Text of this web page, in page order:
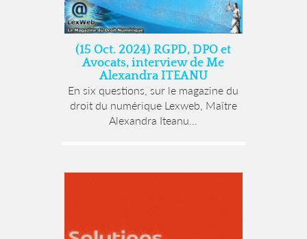
(15 Oct. 2024) RGPD, DPO et
Avocats, interview de Me
Alexandra ITEANU
En six questions, sur le magazine du
droit du numérique Lexweb, Maître
Alexandra Iteanu...